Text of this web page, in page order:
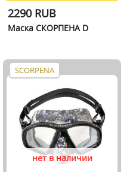
2290 RUB
Маска СКОРПЕНА D
SCORPENA
нет в наличии